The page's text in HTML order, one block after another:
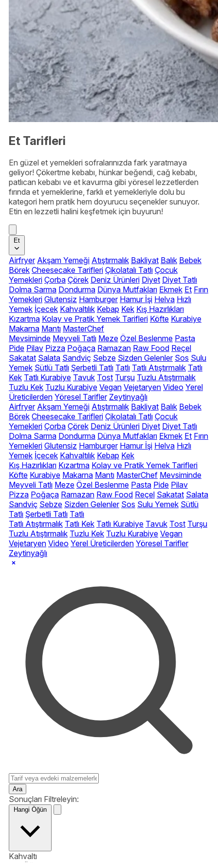
Et Tarifleri
En güzel et yemekleri sofralarınızda fark yaratmaya
geliyor! Çökertme kebabı, hünkar beğendi, cağ kebabı,
patlıcan kebabı ve et kavurma gibi yöresel lezzetlerden
fırında et yemeklerine, farklı et yemekleriyle dolu bu
kategori hem pratik hem doyurucu seçenekler sunuyor.
Etin en lezzetli halini keşfetmek için buyurun!
Et
Airfryer Akşam Yemeği Atıştırmalık Bakliyat Balık Bebek
Börek Cheesecake Tarifleri Çikolatalı Tatlı Çocuk
Yemekleri Çorba Çörek Deniz Ürünleri Diyet Diyet Tatlı
Dolma Sarma Dondurma Dünya Mutfakları Ekmek Et Fırın
Yemekleri Glutensiz Hamburger Hamur İşi Helva Hızlı
Yemek İçecek Kahvaltılık Kebap Kek Kış Hazırlıkları
Kızartma Kolay ve Pratik Yemek Tarifleri Köfte Kurabiye
Makarna Mantı MasterChef
Mevsiminde Meyveli Tatlı Meze Özel Beslenme Pasta
Pide Pilav Pizza Poğaça Ramazan Raw Food Reçel
Sakatat Salata Sandviç Sebze Sizden Gelenler Sos Sulu
Yemek Sütlü Tatlı Şerbetli Tatlı Tatlı Tatlı Atıştırmalık Tatlı
Kek Tatlı Kurabiye Tavuk Tost Turşu Tuzlu Atıştırmalık
Tuzlu Kek Tuzlu Kurabiye Vegan Vejetaryen Video Yerel
Üreticilerden Yöresel Tarifler Zeytinyağlı
Airfryer Akşam Yemeği Atıştırmalık Bakliyat Balık Bebek
Börek Cheesecake Tarifleri Çikolatalı Tatlı Çocuk
Yemekleri Çorba Çörek Deniz Ürünleri Diyet Diyet Tatlı
Dolma Sarma Dondurma Dünya Mutfakları Ekmek Et Fırın
Yemekleri Glutensiz Hamburger Hamur İşi Helva Hızlı
Yemek İçecek Kahvaltılık Kebap Kek
Kış Hazırlıkları Kızartma Kolay ve Pratik Yemek Tarifleri
Köfte Kurabiye Makarna Mantı MasterChef Mevsiminde
Meyveli Tatlı Meze Özel Beslenme Pasta Pide Pilav
Pizza Poğaça Ramazan Raw Food Reçel Sakatat Salata
Sandviç Sebze Sizden Gelenler Sos Sulu Yemek Sütlü
Tatlı Şerbetli Tatlı Tatlı
Tatlı Atıştırmalık Tatlı Kek Tatlı Kurabiye Tavuk Tost Turşu
Tuzlu Atıştırmalık Tuzlu Kek Tuzlu Kurabiye Vegan
Vejetaryen Video Yerel Üreticilerden Yöresel Tarifler
Zeytinyağlı
Ara
Sonuçları Filtreleyin:
Hangi Öğün
Kahvaltı